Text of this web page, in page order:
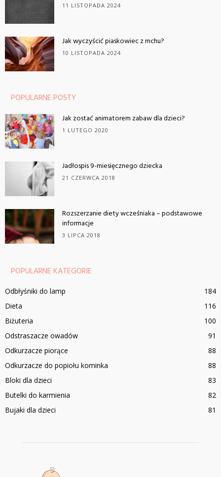
11 LISTOPADA 2024
Jak wyczyścić piaskowiec z mchu?
10 LISTOPADA 2024
POPULARNE POSTY
Jak zostać animatorem zabaw dla dzieci?
1 LUTEGO 2020
Jadłospis 9-miesięcznego dziecka
21 CZERWCA 2018
Rozszerzanie diety wcześniaka – podstawowe
informacje
3 LIPCA 2018
POPULARNE KATEGORIE
Odbłyśniki do lamp
184
Dieta
116
Biżuteria
100
Odstraszacze owadów
91
Odkurzacze piorące
88
Odkurzacze do popiołu kominka
88
Bloki dla dzieci
83
Butelki do karmienia
82
Bujaki dla dzieci
81